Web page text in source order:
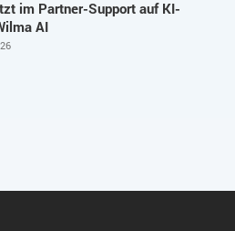
im Partner-Support auf KI-
AI